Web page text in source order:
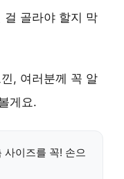
걸 골라야 할지 막
, 여러분께 꼭 알
게요.
사이즈를 꼭! 손으